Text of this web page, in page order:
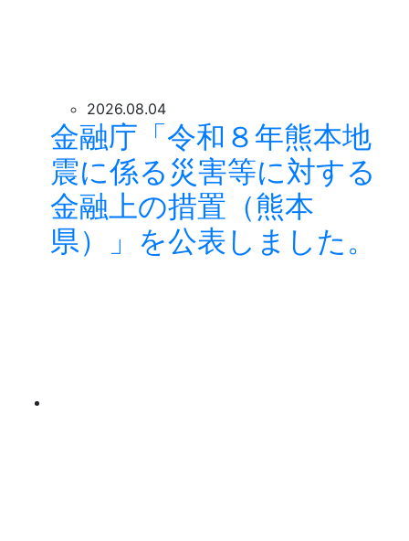
2026.08.04
金融庁「令和８年熊本地
震に係る災害等に対する
金融上の措置（熊本
県）」を公表しました。